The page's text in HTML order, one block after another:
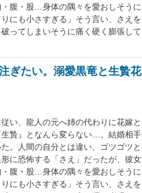
腹・股…身体の隅々を愛おしそうに
にも小さすぎる」そう言い、さえを
ってしまいそうに痛く硬く膨張して
ぎたい。溺愛黒竜と生贄花
い、龍人の元へ姉の代わりに花嫁と
贄』となんら変らない…。結婚相手
。人間の自分とは違い、ゴツゴツと
に恐怖する「さえ」だったが、彼女
腹・股…身体の隅々を愛おしそうに
にも小さすぎる」そう言い、さえを